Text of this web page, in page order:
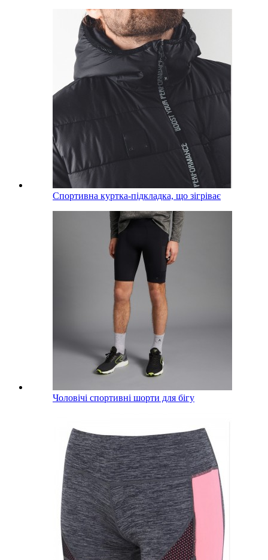
Спортивна куртка-підкладка, що зігріває
Чоловічі спортивні шорти для бігу